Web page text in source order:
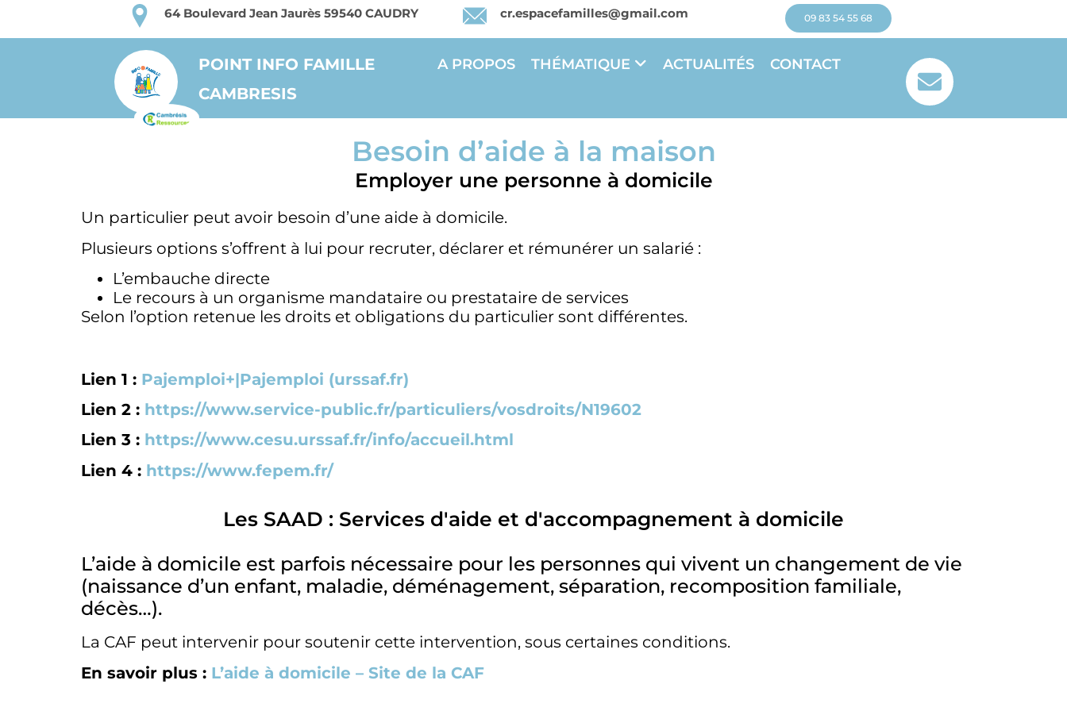
64 Boulevard Jean Jaurès 59540 CAUDRY cr.espacefamilles@gmail.com 09 83 54 55 68
POINT INFO FAMILLE
CAMBRESIS
A PROPOS THÉMATIQUE ACTUALITÉS CONTACT
Besoin d’aide à la maison
Employer une personne à domicile
Un particulier peut avoir besoin d’une aide à domicile.
Plusieurs options s’offrent à lui pour recruter, déclarer et rémunérer un salarié :
L’embauche directe
Le recours à un organisme mandataire ou prestataire de services
Selon l’option retenue les droits et obligations du particulier sont différentes.
Lien 1 : Pajemploi+|Pajemploi (urssaf.fr)
Lien 2 : https://www.service-public.fr/particuliers/vosdroits/N19602
Lien 3 : https://www.cesu.urssaf.fr/info/accueil.html
Lien 4 : https://www.fepem.fr/
Les SAAD : Services d'aide et d'accompagnement à domicile
L’aide à domicile est parfois nécessaire pour les personnes qui vivent un changement de vie
(naissance d’un enfant, maladie, déménagement, séparation, recomposition familiale,
décès…).
La CAF peut intervenir pour soutenir cette intervention, sous certaines conditions.
En savoir plus : L’aide à domicile – Site de la CAF